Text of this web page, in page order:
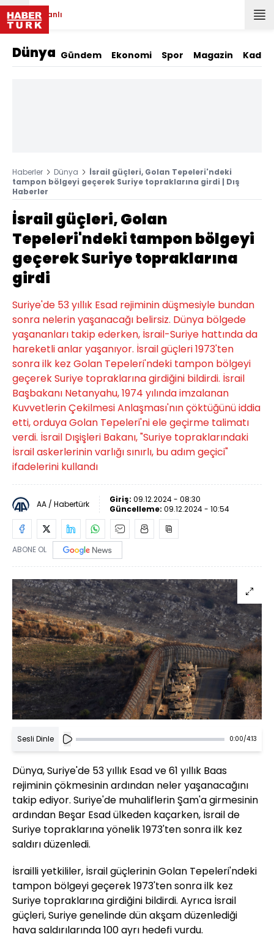
Canlı
Dünya Gündem Ekonomi Spor Magazin Kadın
Haberler Dünya
İsrail güçleri, Golan Tepeleri'ndeki
tampon bölgeyi geçerek Suriye topraklarına girdi | Dış
Haberler
İsrail güçleri, Golan
Tepeleri'ndeki tampon bölgeyi
geçerek Suriye topraklarına
girdi
Suriye'de 53 yıllık Esad rejiminin düşmesiyle bundan
sonra nelerin yaşanacağı belirsiz. Dünya bölgede
yaşananları takip ederken, İsrail-Suriye hattında da
hareketli anlar yaşanıyor. İsrail güçleri 1973'ten
sonra ilk kez Golan Tepeleri'ndeki tampon bölgeyi
geçerek Suriye topraklarına girdiğini bildirdi. İsrail
Başbakanı Netanyahu, 1974 yılında imzalanan
Kuvvetlerin Çekilmesi Anlaşması'nın çöktüğünü iddia
etti, orduya Golan Tepeleri'ni ele geçirme talimatı
verdi. İsrail Dışişleri Bakanı, "Suriye topraklarındaki
İsrail askerlerinin varlığı sınırlı, bu adım geçici"
ifadelerini kullandı
AA / Habertürk Giriş: 09.12.2024 - 08:30
Güncelleme: 09.12.2024 - 10:54
ABONE OL
Sesli Dinle 0:00/4:13
Dünya, Suriye'de 53 yıllık Esad ve 61 yıllık Baas
rejiminin çökmesinin ardından neler yaşanacağını
takip ediyor. Suriye'de muhaliflerin Şam'a girmesinin
ardından Beşar Esad ülkeden kaçarken, İsrail de
Suriye topraklarına yönelik 1973'ten sonra ilk kez
saldırı düzenledi.
İsrailli yetkililer, İsrail güçlerinin Golan Tepeleri'ndeki
tampon bölgeyi geçerek 1973'ten sonra ilk kez
Suriye topraklarına girdiğini bildirdi. Ayrıca İsrail
güçleri, Suriye genelinde dün akşam düzenlediği
hava saldırılarında 100 ayrı hedefi vurdu.